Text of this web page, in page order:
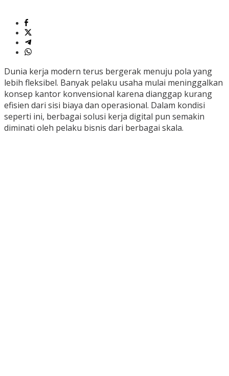
Dunia kerja modern terus bergerak menuju pola yang
lebih fleksibel. Banyak pelaku usaha mulai meninggalkan
konsep kantor konvensional karena dianggap kurang
efisien dari sisi biaya dan operasional. Dalam kondisi
seperti ini, berbagai solusi kerja digital pun semakin
diminati oleh pelaku bisnis dari berbagai skala.